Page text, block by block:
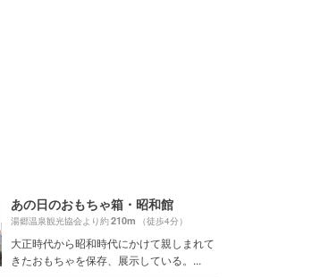
あの日のおもちゃ箱・昭和館
湯郷温泉観光協会より約210m （徒歩4分）
大正時代から昭和時代にかけて親しまれて
きたおもちゃを保存、展示している。...